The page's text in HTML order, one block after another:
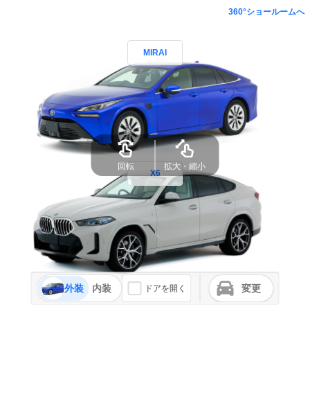
360°ショールームへ
MIRAI
X6
外装 内装 ドアを開く 変更